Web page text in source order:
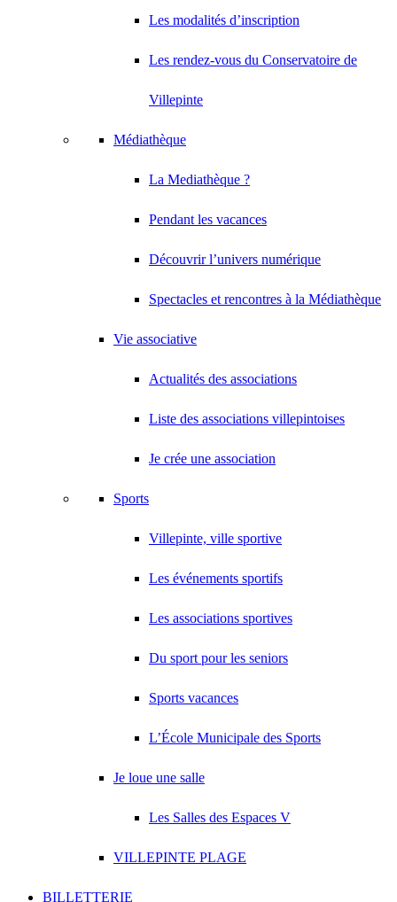
Les modalités d’inscription
Les rendez-vous du Conservatoire de
Villepinte
Médiathèque
La Mediathèque ?
Pendant les vacances
Découvrir l’univers numérique
Spectacles et rencontres à la Médiathèque
Vie associative
Actualités des associations
Liste des associations villepintoises
Je crée une association
Sports
Villepinte, ville sportive
Les événements sportifs
Les associations sportives
Du sport pour les seniors
Sports vacances
L’École Municipale des Sports
Je loue une salle
Les Salles des Espaces V
VILLEPINTE PLAGE
BILLETTERIE